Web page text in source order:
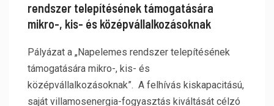
rendszer telepítésének támogatására
mikro-, kis- és középvállalkozásoknak
Pályázat a „Napelemes rendszer telepítésének
támogatására mikro-, kis- és
középvállalkozásoknak”. A felhívás kiskapacitású,
saját villamosenergia-fogyasztás kiváltását célzó